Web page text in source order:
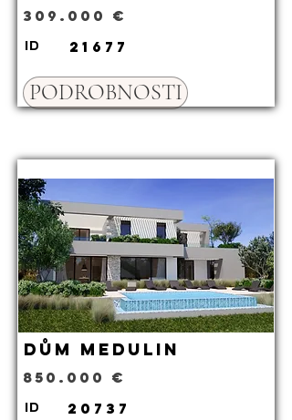
309.000 €
ID 21677
PODROBNOSTI
Dům Medulin
850.000 €
ID 20737